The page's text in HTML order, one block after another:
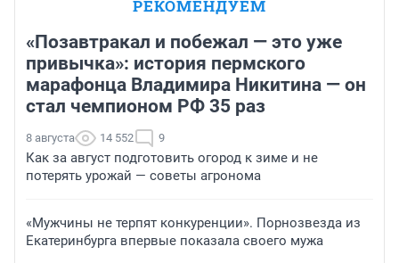
РЕКОМЕНДУЕМ
«Позавтракал и побежал — это уже
привычка»: история пермского
марафонца Владимира Никитина — он
стал чемпионом РФ 35 раз
8 августа 14 552 9
Как за август подготовить огород к зиме и не
потерять урожай — советы агронома
«Мужчины не терпят конкуренции». Порнозвезда из
Екатеринбурга впервые показала своего мужа